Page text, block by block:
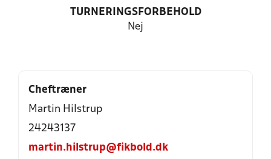
TURNERINGSFORBEHOLD
Nej
Cheftræner
Martin Hilstrup
24243137
martin.hilstrup@fikbold.dk